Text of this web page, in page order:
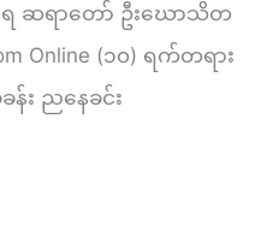
ာရ ဆရာတော် ဦးဃောသိတ
Online (၁၀) ရက်တရား
န်း ညနေခင်း